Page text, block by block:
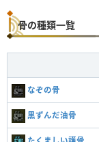
骨の種類一覧
なぞの骨
黒ずんだ油骨